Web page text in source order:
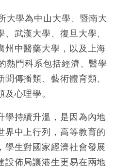
連升14個月 珠寶鐘錶銷售升勢
億美元回購 派息比率目標維持
8月中招股 估值料降至400億美
大學為中山大學、暨南大
武漢大學、復旦大學、
州中醫藥大學，以及上海
熱門科系包括經濟、醫學
傳播類、藝術體育類、
心理學。
學持續升溫，是因為內地
界中上行列，高等教育的
學生對國家經濟社會發展
設佈局讓港生更易在兩地